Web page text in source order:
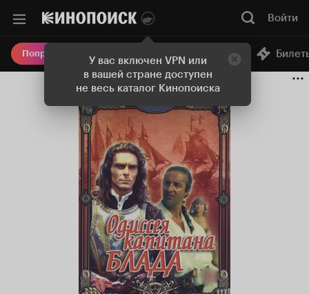
У вас включен VPN или
в вашей стране доступен
не весь каталог Кинопоиска
Войти
Попробовать Плюс Онлайн-кинотеатр